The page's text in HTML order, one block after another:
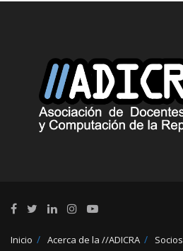
Inicio Acerca de la //ADICRA Socios